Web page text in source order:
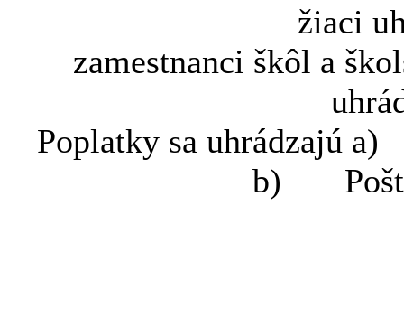
žiaci
zamestnanci škôl a
Poplatky sa uhrádzajú
b)